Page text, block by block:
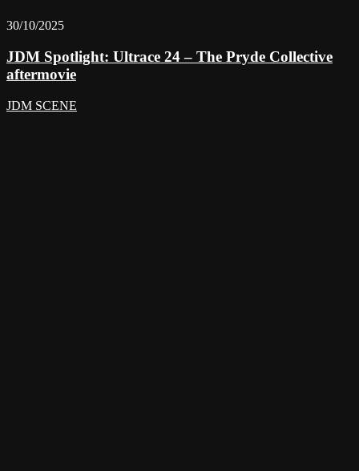
30/10/2025
JDM Spotlight: Ultrace 24 – The Pryde Collective
aftermovie
JDM SCENE